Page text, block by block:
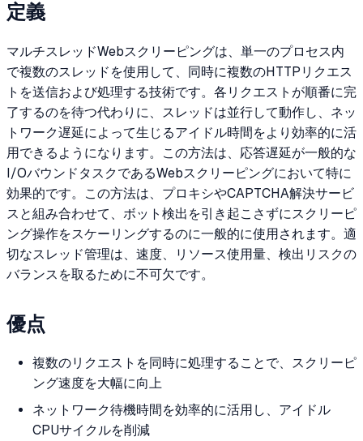
定義
マルチスレッドWebスクリーピングは、単一のプロセス内
で複数のスレッドを使用して、同時に複数のHTTPリクエス
トを送信および処理する技術です。各リクエストが順番に完
了するのを待つ代わりに、スレッドは並行して動作し、ネッ
トワーク遅延によって生じるアイドル時間をより効率的に活
用できるようになります。この方法は、応答遅延が一般的な
I/OバウンドタスクであるWebスクリーピングにおいて特に
効果的です。この方法は、プロキシやCAPTCHA解決サービ
スと組み合わせて、ボット検出を引き起こさずにスクリーピ
ング操作をスケーリングするのに一般的に使用されます。適
切なスレッド管理は、速度、リソース使用量、検出リスクの
バランスを取るために不可欠です。
優点
複数のリクエストを同時に処理することで、スクリーピ
ング速度を大幅に向上
ネットワーク待機時間を効率的に活用し、アイドル
CPUサイクルを削減